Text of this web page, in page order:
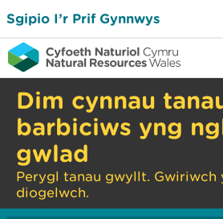
Sgipio I’r Prif Gynnwys
Dim cynnau
barbiciws yng
gwlad
Perygl tanau gwyllt. Gwiriwch
diogelwch.